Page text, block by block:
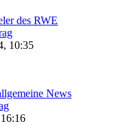
des RWE
10:35
News